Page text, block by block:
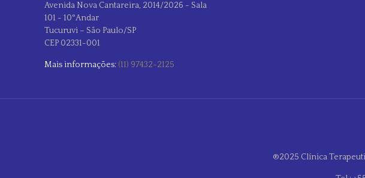
Avenida Nova Cantareira, 2014/2026 - Sala
101 - 10°Andar
Tucuruvi – São Paulo/SP
CEP 02331-001
Mais informações: (11) 97432-2125
®2025 Clínica